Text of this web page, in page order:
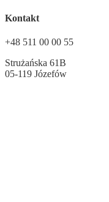
Kontakt
+48 511 00 00 55
Strużańska 61B
05-119 Józefów